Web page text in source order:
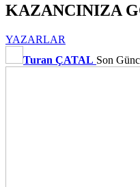
KAZANCINIZA
YAZARLAR
Turan ÇATAL Son